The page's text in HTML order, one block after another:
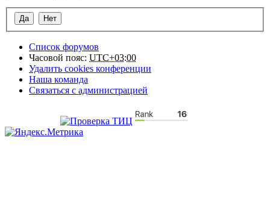
Список форумов
Часовой пояс: UTC+03:00
Удалить cookies конференции
Наша команда
Связаться с администрацией